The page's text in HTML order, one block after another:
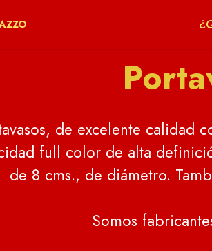
de excelente calidad
full color de alta
de 8 cms., de diámetro.
Somos